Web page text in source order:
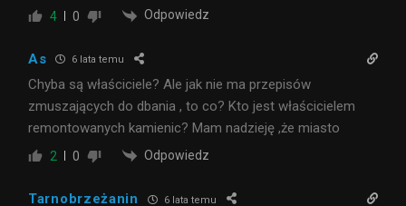
4 0 Odpowiedz
As 6 lata temu
Chyba są właściciele? Ale jak nie ma przepisów
zmuszających do dbania , to co? Kto jest właścicielem
remontowanych kamienic? Mam nadzieję ,że miasto
2 0 Odpowiedz
Tarnobrzeżanin 6 lata temu